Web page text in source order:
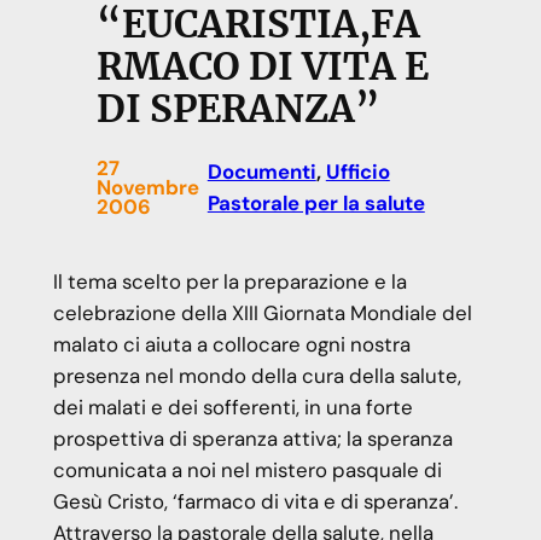
“EUCARISTIA,FA
RMACO DI VITA E
DI SPERANZA”
27
Novembre
2006
Documenti, Ufficio
Pastorale per la salute
Il tema scelto per la preparazione e la
celebrazione della XIII Giornata Mondiale del
malato ci aiuta a collocare ogni nostra
presenza nel mondo della cura della salute,
dei malati e dei sofferenti, in una forte
prospettiva di speranza attiva; la speranza
comunicata a noi nel mistero pasquale di
Gesù Cristo, ‘farmaco di vita e di speranza’.
Attraverso la pastorale della salute, nella